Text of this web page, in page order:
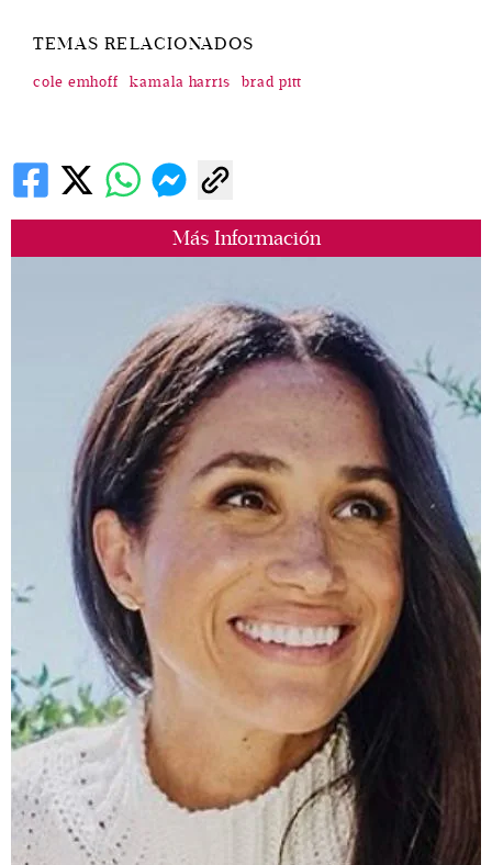
Más Información
TEMAS RELACIONADOS
cole emhoff kamala harris brad pitt